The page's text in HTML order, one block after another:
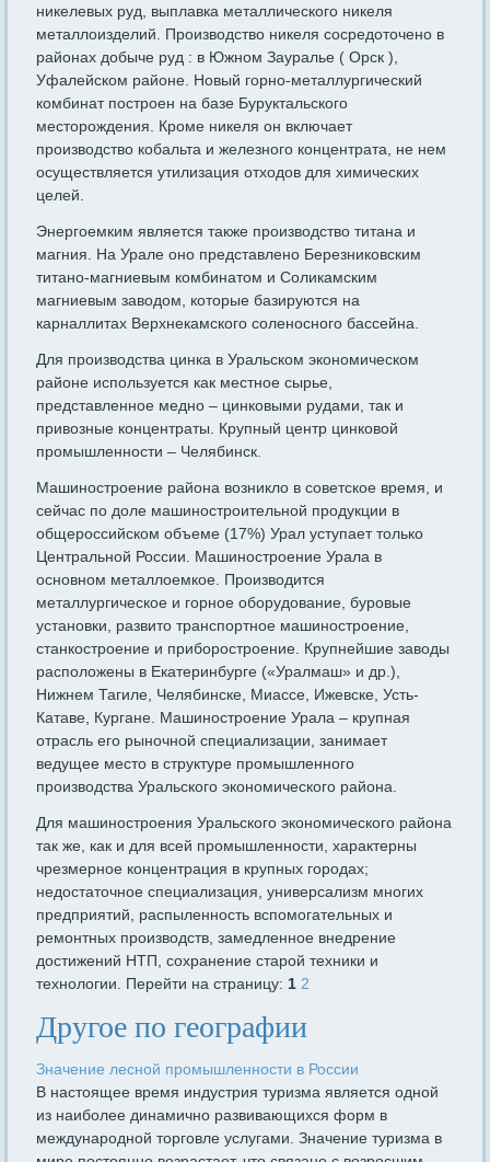
никелевых руд, выплавка металлического никеля
металлоизделий. Производство никеля сосредоточено в
районах добыче руд : в Южном Зауралье ( Орск ),
Уфалейском районе. Новый горно-металлургический
комбинат построен на базе Буруктальского
месторождения. Кроме никеля он включает
производство кобальта и железного концентрата, не нем
осуществляется утилизация отходов для химических
целей.
Энергоемким является также производство титана и
магния. На Урале оно представлено Березниковским
титано-магниевым комбинатом и Соликамским
магниевым заводом, которые базируются на
карналлитах Верхнекамского соленосного бассейна.
Для производства цинка в Уральском экономическом
районе используется как местное сырье,
представленное медно – цинковыми рудами, так и
привозные концентраты. Крупный центр цинковой
промышленности – Челябинск.
Машиностроение района возникло в советское время, и
сейчас по доле машиностроительной продукции в
общероссийском объеме (17%) Урал уступает только
Центральной России. Машиностроение Урала в
основном металлоемкое. Производится
металлургическое и горное оборудование, буровые
установки, развито транспортное машиностроение,
станкостроение и приборостроение. Крупнейшие заводы
расположены в Екатеринбурге («Уралмаш» и др.),
Нижнем Тагиле, Челябинске, Миассе, Ижевске, Усть-
Катаве, Кургане. Машиностроение Урала – крупная
отрасль его рыночной специализации, занимает
ведущее место в структуре промышленного
производства Уральского экономического района.
Для машиностроения Уральского экономического района
так же, как и для всей промышленности, характерны
чрезмерное концентрация в крупных городах;
недостаточное специализация, универсализм многих
предприятий, распыленность вспомогательных и
ремонтных производств, замедленное внедрение
достижений НТП, сохранение старой техники и
технологии. Перейти на страницу:1 2
Другое по географии
Значение лесной промышленности в России
В настоящее время индустрия туризма является одной
из наиболее динамично развивающихся форм в
международной торговле услугами. Значение туризма в